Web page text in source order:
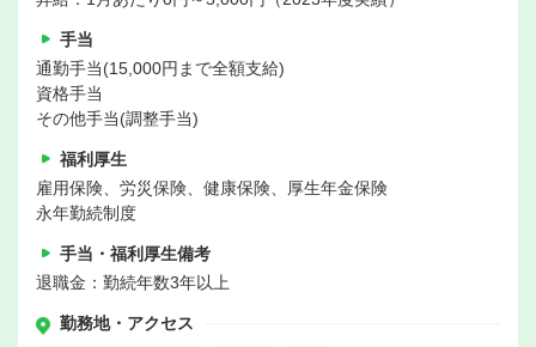
手当
通勤手当(15,000円まで全額支給)
資格手当
その他手当(調整手当)
福利厚生
雇用保険、労災保険、健康保険、厚生年金保険
永年勤続制度
手当・福利厚生備考
退職金：勤続年数3年以上
勤務地・アクセス